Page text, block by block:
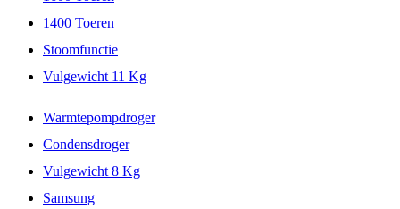
1400 Toeren
Stoomfunctie
Vulgewicht 11 Kg
Warmtepompdroger
Condensdroger
Vulgewicht 8 Kg
Samsung